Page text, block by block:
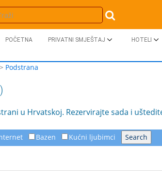
POČETNA PRIVATNI SMJEŠTAJ HOTELI
> Podstrana
u Hrvatskoj. Rezervirajte sada i
Bazen Kućni ljubimci